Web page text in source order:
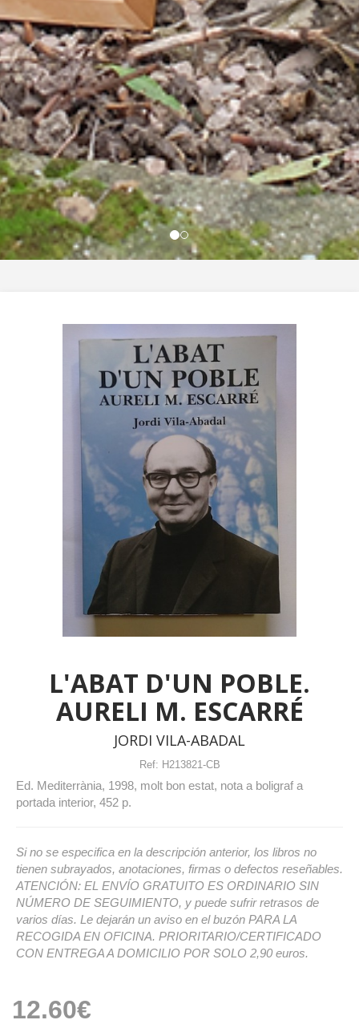
L'ABAT D'UN POBLE.
AURELI M. ESCARRÉ
JORDI VILA-ABADAL
Ref: H213821-CB
Ed. Mediterrània, 1998, molt bon estat, nota a boligraf a
portada interior, 452 p.
Si no se especifica en la descripción anterior, los libros no
tienen subrayados, anotaciones, firmas o defectos reseñables.
ATENCIÓN: EL ENVÍO GRATUITO ES ORDINARIO SIN
NÚMERO DE SEGUIMIENTO, y puede sufrir retrasos de
varios días. Le dejarán un aviso en el buzón PARA LA
RECOGIDA EN OFICINA. PRIORITARIO/CERTIFICADO
CON ENTREGA A DOMICILIO POR SOLO 2,90 euros.
12.60€